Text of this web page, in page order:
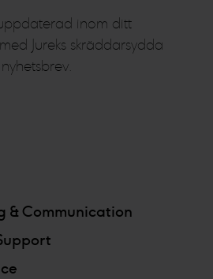
inom ditt
Jureks skräddarsydda
nyhetsbrev.
& Communication